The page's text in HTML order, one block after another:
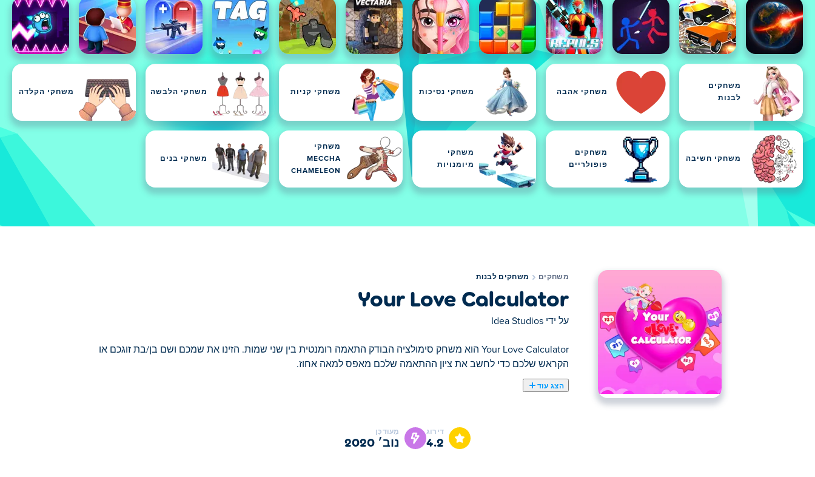
משחקים
לבנות
משחקי אהבה משחקי נסיכות משחקי קניות משחקי הלבשה משחקי הקלדה
משחקי חשיבה
משחקים
פופולריים
משחקי
מיומנויות
משחקי
MECCHA
CHAMELEON
משחקי בנים
משחקים משחקים לבנות
Your Love Calculator
על ידי Idea Studios
Your Love Calculator הוא משחק סימולציה הבודק התאמה רומנטית בין שני שמות. הזינו את שמכם ושם בן/בת זוגכם או
הקראש שלכם כדי לחשב את ציון ההתאמה שלכם מאפס למאה אחוז.
הצג עוד
כאן תוכלו לשחק ב Your Love Calculator. Your Love Calculator הוא אחד מהמשחקים לבנות הנבחרים שלנו
דירוג
4.2
מְעוּדכָּן
נוב׳ 2020